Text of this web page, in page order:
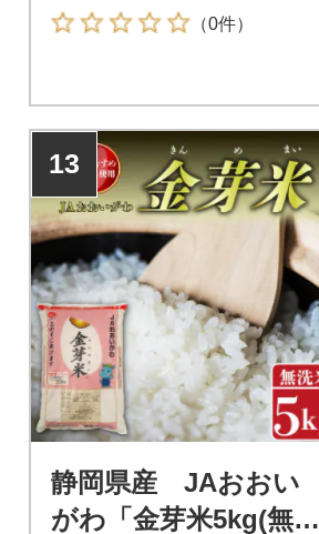
（0件）
13
静岡県産 JAおおい
がわ「金芽米5kg(無洗